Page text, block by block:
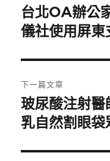
章
導
覽
上
一
文
章:
台北OA辦公
儀社使用屏東
下一篇文章
下
一
文
玻尿酸注射
乳自然割眼袋